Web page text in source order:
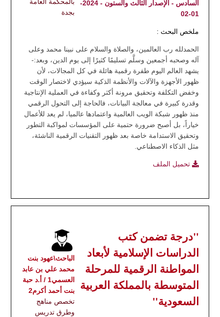
بالمحكمة العامة
بجدة
السادس - الإصدار الثالث والستون - 2024-
01-02
ملخص البحث :
الحمدلله رب العالمين، والصلاة والسلام على نبينا محمد وعلى
آله وصحبه أجمعين وسلَّم تسليمًا كثيرًا إلى يوم الدين، وبعد:-
يشهد العالم اليوم طفرة رقمية هائلة في كل المجالات، لأن
ظهور الأجهزة والآلات والأنظمة الذكية سيؤدي لاختصار الوقت
وخفض التكلفة وتحقيق مرونة أكثر وكفاءة في العملية الإنتاجية
وقدرة كبيرة في معالجة البيانات، فالحاجة إلى التحول الرقمي
منذ ظهور شبكة الويب العالمية واعتمادها عالميا، لم يعد للأعمال
خياراً، بل أصبح ضرورة حتمية على المؤسسات لمواكبة التطور
وتحقيق الاستدامة خاصة بعد ظهور التقنيات الرقمية الناشئة،
مثل الذكاء الاصطناعي.
تحميل الملف
الباحث\عهود بنت
محمد علي بن عابد
العسمي1 / أ.د حبة
بنت أحمد أكرم2
تخصص مناهج
وطرق تدريس
"درجة تضمن كتب
الدراسات الإسلامية لأبعاد
المواطنة الرقمية للمرحلة
المتوسطة بالمملكة العربية
السعودية"